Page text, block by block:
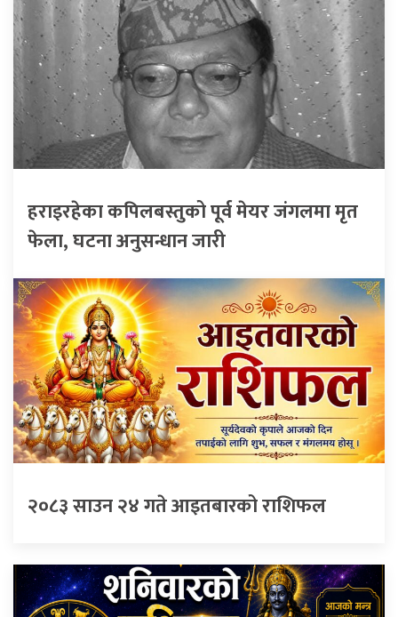
हराइरहेका कपिलबस्तुको पूर्व मेयर जंगलमा मृत
फेला, घटना अनुसन्धान जारी
२०८३ साउन २४ गते आइतबारको राशिफल